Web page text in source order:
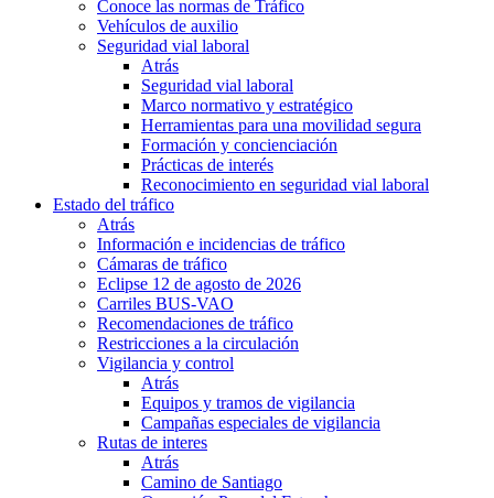
Conoce las normas de Tráfico
Vehículos de auxilio
Seguridad vial laboral
Atrás
Seguridad vial laboral
Marco normativo y estratégico
Herramientas para una movilidad segura
Formación y concienciación
Prácticas de interés
Reconocimiento en seguridad vial laboral
Estado del tráfico
Atrás
Información e incidencias de tráfico
Cámaras de tráfico
Eclipse 12 de agosto de 2026
Carriles BUS-VAO
Recomendaciones de tráfico
Restricciones a la circulación
Vigilancia y control
Atrás
Equipos y tramos de vigilancia
Campañas especiales de vigilancia
Rutas de interes
Atrás
Camino de Santiago